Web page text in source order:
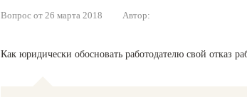
Вопрос от 26 марта 2018 Автор:
Как юридически обосновать работодателю свой отказ